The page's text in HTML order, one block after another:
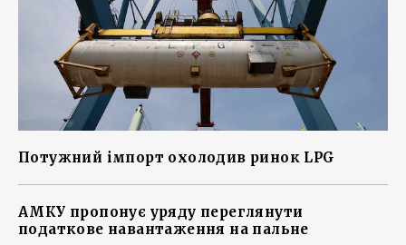
Потужний імпорт охолодив ринок LPG
АМКУ пропонує уряду переглянути
податкове навантаження на пальне